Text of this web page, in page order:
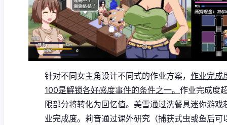
针对不同女主角设计不同式的作业方案， 作业完成
100是解锁各好感度事件的条件之一。 作业完成度
限部分将转化为回忆值。 美雪通过洗餐具迷你游戏
业完成度。 莉音通过课外研究（捕获式虫或鱼后可